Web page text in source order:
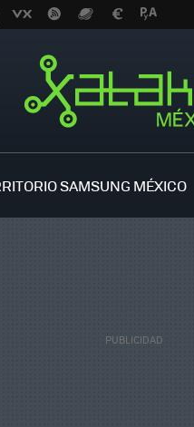
SAMSUNG MÉXICO